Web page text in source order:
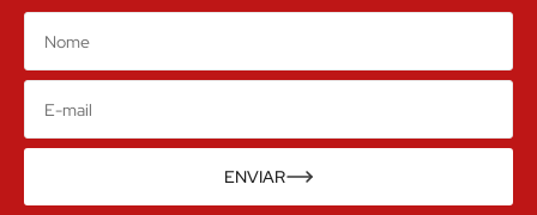
Nome
E-
mail
ENVIAR